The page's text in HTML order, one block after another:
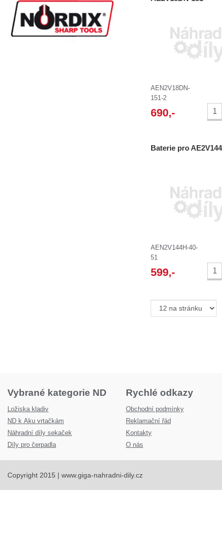
AEN2V18DN-
151-2
690,-
Baterie pro
AEN2V144H-40-
51
599,-
Vybrané kategorie ND
Ložiska kladiv
ND k Aku vrtačkám
Náhradní díly sekaček
Díly pro čerpadla
Rychlé odkazy
Obchodní podmínky
Reklamační řád
Kontakty
O nás
Copyright 2015 | www.giga-nahradni-dily.cz